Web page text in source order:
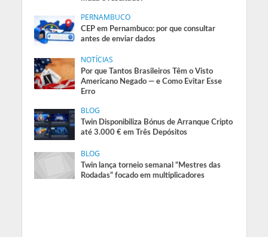
PERNAMBUCO
CEP em Pernambuco: por que consultar
antes de enviar dados
NOTÍCIAS
Por que Tantos Brasileiros Têm o Visto
Americano Negado — e Como Evitar Esse
Erro
BLOG
Twin Disponibiliza Bónus de Arranque Cripto
até 3.000 € em Três Depósitos
BLOG
Twin lança torneio semanal “Mestres das
Rodadas” focado em multiplicadores